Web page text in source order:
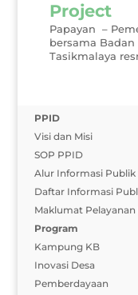
Project
Papayan –
bersama Badan
Tasikmalaya
PPID
Visi dan Misi
SOP PPID
Alur Informasi Publik
Daftar Informasi
Maklumat
Program
Kampung KB
Inovasi Desa
Pemberdayaan